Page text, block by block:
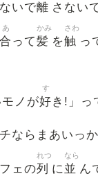
いで離 さない
合
あ
って髪
かみ
を触
さわ
っ
モノが好
す
き!」っ
チならまあい
ェの列
れつ
に並
なら
ん